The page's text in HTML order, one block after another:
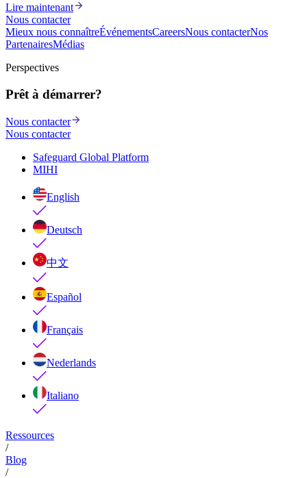
Lire maintenant
Nous contacter
Mieux nous connaîtreÉvénementsCareersNous contacterNos
PartenairesMédias
Perspectives
Prêt à démarrer?
Nous contacter
Nous contacter
Safeguard Global Platform
MIHI
English
Deutsch
中文
Español
Français
Nederlands
Italiano
Ressources
/
Blog
/